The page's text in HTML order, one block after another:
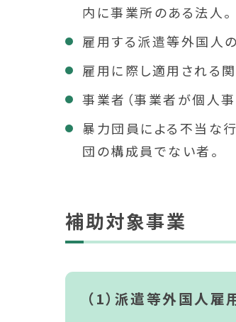
内に事業所のある法人。
雇用する派遣等外国人
雇用に際し適用される
事業者（事業者が個人
暴力団員による不当な
団の構成員でない者。
補助対象事業
（1）派遣等外国人雇